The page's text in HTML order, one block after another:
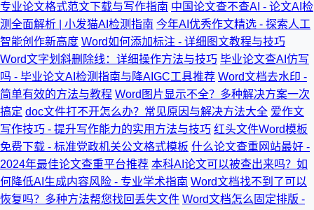
专业论文格式范文下载与写作指南 中国论文查不查AI - 论文AI检
测全面解析 | 小发猫AI检测指南 今年AI优秀作文精选 - 探索人工
智能创作新高度 Word如何添加标注 - 详细图文教程与技巧
Word文字划斜删除线：详细操作方法与技巧 毕业论文查AI仿写
吗 - 毕业论文AI检测指南与降AIGC工具推荐 Word文档去水印 -
简单有效的方法与教程 Word图片显示不全？多种解决方案一次
搞定 doc文件打不开怎么办？常见原因与解决方法大全 爱作文
写作技巧 - 提升写作能力的实用方法与技巧 红头文件Word模板
免费下载 - 标准党政机关公文格式模板 什么论文查重网站最好 -
2024年最佳论文查重平台推荐 本科AI论文可以被查出来吗？如
何降低AI生成内容风险 - 专业学术指南 Word文档找不到了可以
恢复吗？多种方法帮您找回丢失文件 Word文档怎么固定排版 -